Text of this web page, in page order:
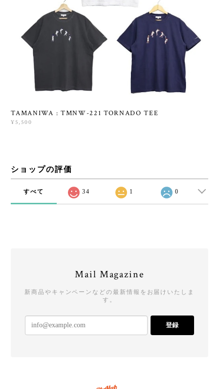
TAMANIWA : TMNW-221 TORNADO TEE
¥5,500
ショップの評価
すべて 34 1 0
Mail Magazine
新商品やキャンペーンなどの最新情報をお届けいたしま
す。
登録